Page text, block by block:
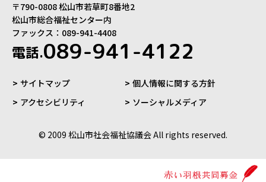
〒790-0808 松山市若草町8番地2
松山市総合福祉センター内
ファックス：089-941-4408
電話.089-941-4122
サイトマップ
個人情報に関する方針
アクセシビリティ
ソーシャルメディア
© 2009 松山市社会福祉協議会 All rights reserved.